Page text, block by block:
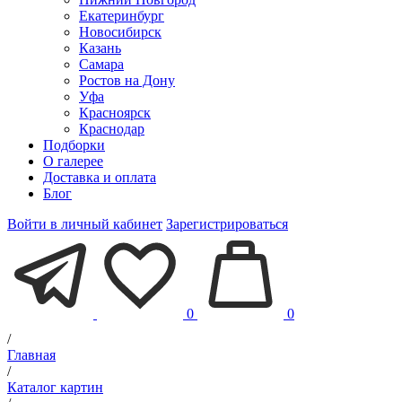
Екатеринбург
Новосибирск
Казань
Самара
Ростов на Дону
Уфа
Красноярск
Краснодар
Подборки
О галерее
Доставка и оплата
Блог
Войти в личный кабинет Зарегистрироваться
0
0
/
Главная
/
Каталог картин